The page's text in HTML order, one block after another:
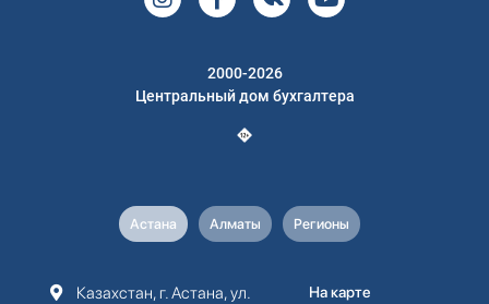
2000-2026
Центральный дом бухгалтера
Астана Алматы Регионы
Казахстан, г. Астана, ул.
На карте